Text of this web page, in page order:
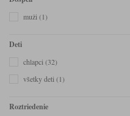
muži (1)
Deti
chlapci (32)
všetky deti (1)
Roztriedenie